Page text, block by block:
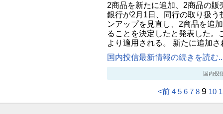
2商品を新たに追加、2商品の
銀行が2月1日、同行の取り扱
ンアップを見直し、2商品を追
ることを決定したと発表した。
より適用される。 新たに追加
国内投信最新情報の続きを読む
国内投
<前 4 5 6 7 8 9 10